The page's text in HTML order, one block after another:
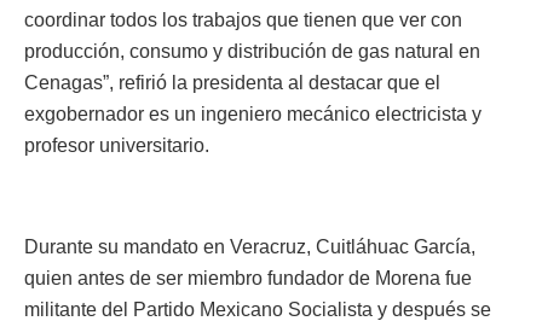
coordinar todos los trabajos que tienen que ver con
producción, consumo y distribución de gas natural en
Cenagas”, refirió la presidenta al destacar que el
exgobernador es un ingeniero mecánico electricista y
profesor universitario.
Durante su mandato en Veracruz, Cuitláhuac García,
quien antes de ser miembro fundador de Morena fue
militante del Partido Mexicano Socialista y después se